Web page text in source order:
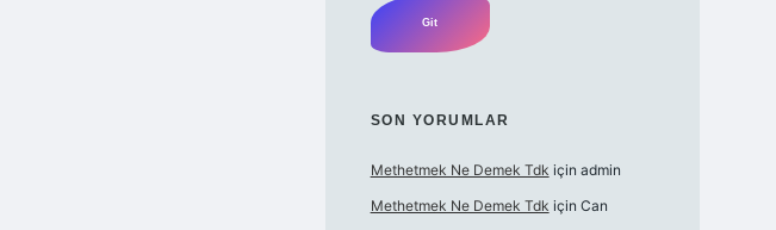
SON YORUMLAR
Methetmek Ne Demek Tdk için admin
Methetmek Ne Demek Tdk için Can